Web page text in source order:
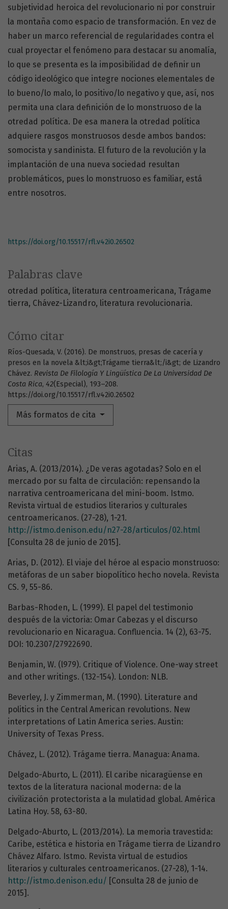
Palabras clave
otredad política literatura centroamericana Trágame
tierra Chávez-Lizandro literatura revolucionaria.
Cómo citar
Ríos-Quesada, V. (2016). De monstruos, presas de cacería y
presos en la novela &lt;i&gt;Trágame tierra&lt;/i&gt; de Lizandro
Chávez. Revista De Filología Y Lingüística De La Universidad De
Costa Rica, 42(Especial), 193–208.
https://doi.org/10.15517/rfl.v42i0.26502
Más formatos de cita
subjetividad heroica del revolucionario ni por construir
la montaña como espacio de transformación. En vez de
haber un marco referencial de regularidades contra el
cual proyectar el fenómeno para destacar su anomalía,
lo que se presenta es la imposibilidad de definir un
código ideológico que integre nociones elementales de
lo bueno/lo malo, lo positivo/lo negativo y que, así, nos
permita una clara definición de lo monstruoso de la
otredad política. De esa manera la otredad política
adquiere rasgos monstruosos desde ambos bandos:
somocista y sandinista. El futuro de la revolución y la
implantación de una nueva sociedad resultan
problemáticos, pues lo monstruoso es familiar, está
entre nosotros.
https://doi.org/10.15517/rfl.v42i0.26502
Citas
Arias, A. (2013/2014). ¿De veras agotadas? Solo en el
mercado por su falta de circulación: repensando la
narrativa centroamericana del mini-boom. Istmo.
Revista virtual de estudios literarios y culturales
centroamericanos. (27-28), 1-21.
http://istmo.denison.edu/n27-28/articulos/02.html
[Consulta 28 de junio de 2015].
Arias, D. (2012). El viaje del héroe al espacio monstruoso:
metáforas de un saber biopolítico hecho novela. Revista
CS. 9, 55-86.
Barbas-Rhoden, L. (1999). El papel del testimonio
después de la victoria: Omar Cabezas y el discurso
revolucionario en Nicaragua. Confluencia. 14 (2), 63-75.
DOI: 10.2307/27922690.
Benjamin, W. (l979). Critique of Violence. One-way street
and other writings. (132-154). London: NLB.
Beverley, J. y Zimmerman, M. (1990). Literature and
politics in the Central American revolutions. New
interpretations of Latin America series. Austin:
University of Texas Press.
Chávez, L. (2012). Trágame tierra. Managua: Anama.
Delgado-Aburto, L. (2011). El caribe nicaragüense en
textos de la literatura nacional moderna: de la
civilización protectorista a la mulatidad global. América
Latina Hoy. 58, 63-80.
Delgado-Aburto, L. (2013/2014). La memoria travestida:
Caribe, estética e historia en Trágame tierra de Lizandro
Chávez Alfaro. Istmo. Revista virtual de estudios
literarios y culturales centroamericanos. (27-28), 1-14.
http://istmo.denison.edu/
[Consulta 28 de junio de
2015].